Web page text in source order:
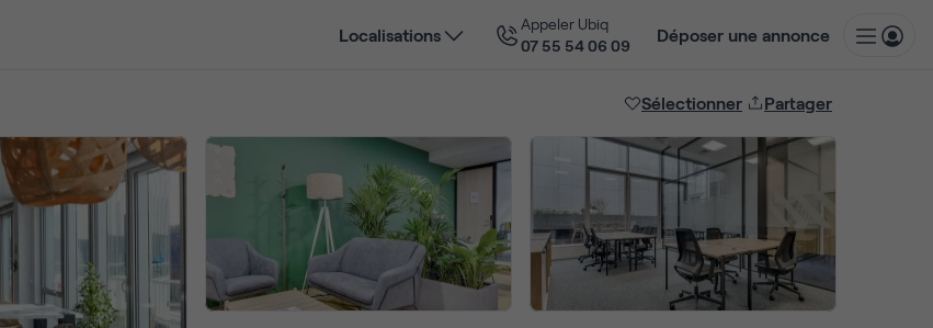
Localisations
Appeler Ubiq
07 55 54 06 09
Déposer une annonce
Sélectionner Partager